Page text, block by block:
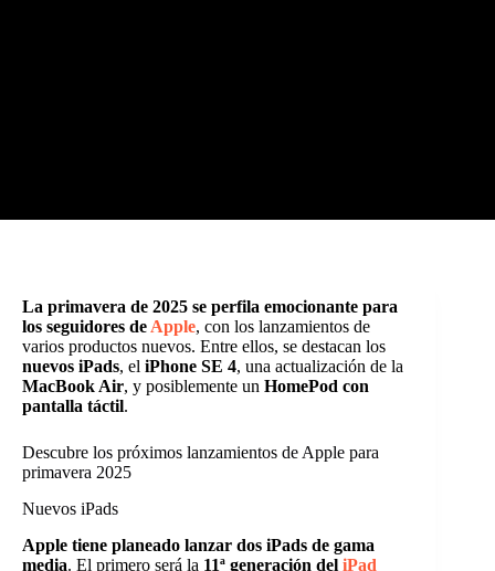
La primavera de 2025 se perfila emocionante para
los seguidores de Apple, con los lanzamientos de
varios productos nuevos. Entre ellos, se destacan los
nuevos iPads, el iPhone SE 4, una actualización de la
MacBook Air, y posiblemente un HomePod con
pantalla táctil.
Descubre los próximos lanzamientos de Apple para
primavera 2025
Nuevos iPads
Apple tiene planeado lanzar dos iPads de gama
media. El primero será la 11ª generación del iPad